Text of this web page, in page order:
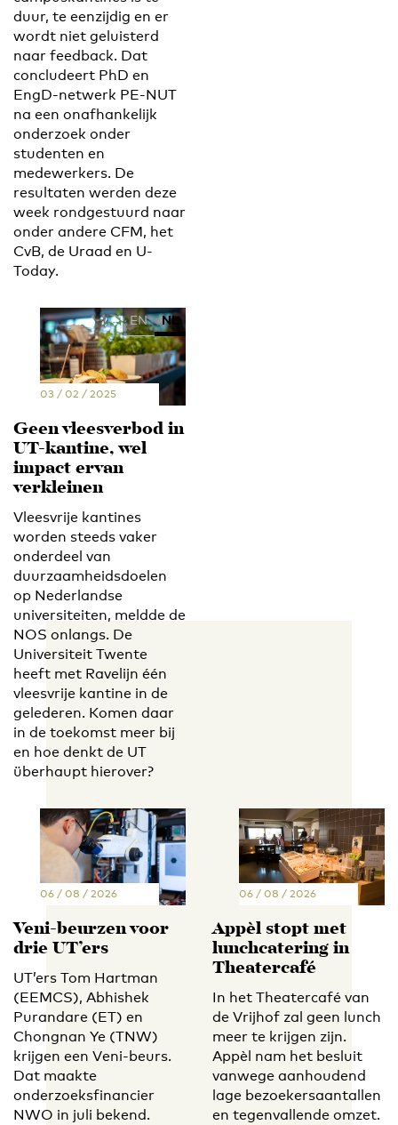
duur, te eenzijdig en er
wordt niet geluisterd
naar feedback. Dat
concludeert PhD en
EngD-netwerk PE-NUT
na een onafhankelijk
onderzoek onder
studenten en
medewerkers. De
resultaten werden deze
week rondgestuurd naar
onder andere CFM, het
CvB, de Uraad en U-
Today.
EN NL
03 / 02 / 2025
Geen vleesverbod in
UT-kantine, wel
impact ervan
verkleinen
Vleesvrije kantines
worden steeds vaker
onderdeel van
duurzaamheidsdoelen
op Nederlandse
universiteiten, meldde de
NOS onlangs. De
Universiteit Twente
heeft met Ravelijn één
vleesvrije kantine in de
gelederen. Komen daar
in de toekomst meer bij
en hoe denkt de UT
überhaupt hierover?
06 / 08 / 2026
Veni-beurzen voor
drie UT’ers
UT’ers Tom Hartman
(EEMCS), Abhishek
Purandare (ET) en
Chongnan Ye (TNW)
krijgen een Veni-beurs.
Dat maakte
onderzoeksfinancier
NWO in juli bekend.
06 / 08 / 2026
Appèl stopt met
lunchcatering in
Theatercafé
In het Theatercafé van
de Vrijhof zal geen lunch
meer te krijgen zijn.
Appèl nam het besluit
vanwege aanhoudend
lage bezoekersaantallen
en tegenvallende omzet.